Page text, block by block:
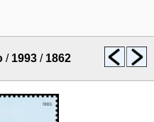
/ 1993 / 1862